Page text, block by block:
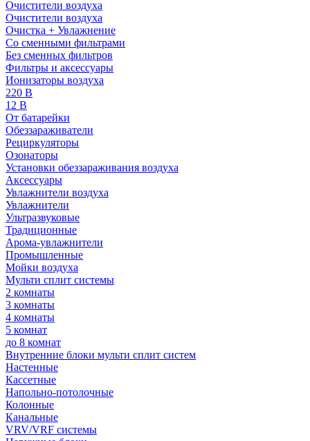
Очистители воздуха
Очистители воздуха
Очистка + Увлажнение
Cо сменными фильтрами
Без сменных фильтров
Фильтры и аксессуары
Ионизаторы воздуха
220 В
12 В
От батарейки
Обеззараживатели
Рециркуляторы
Озонаторы
Установки обеззараживания воздуха
Аксессуары
Увлажнители воздуха
Увлажнители
Ультразвуковые
Традиционные
Арома-увлажнители
Промышленные
Мойки воздуха
Мульти сплит системы
2 комнаты
3 комнаты
4 комнаты
5 комнат
до 8 комнат
Внутренние блоки мульти сплит систем
Настенные
Кассетные
Напольно-потолочные
Колонные
Канальные
VRV/VRF системы